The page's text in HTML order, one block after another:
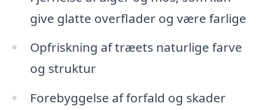
give glatte overflader og være farlige
Opfriskning af træets naturlige farve
og struktur
Forebyggelse af forfald og skader